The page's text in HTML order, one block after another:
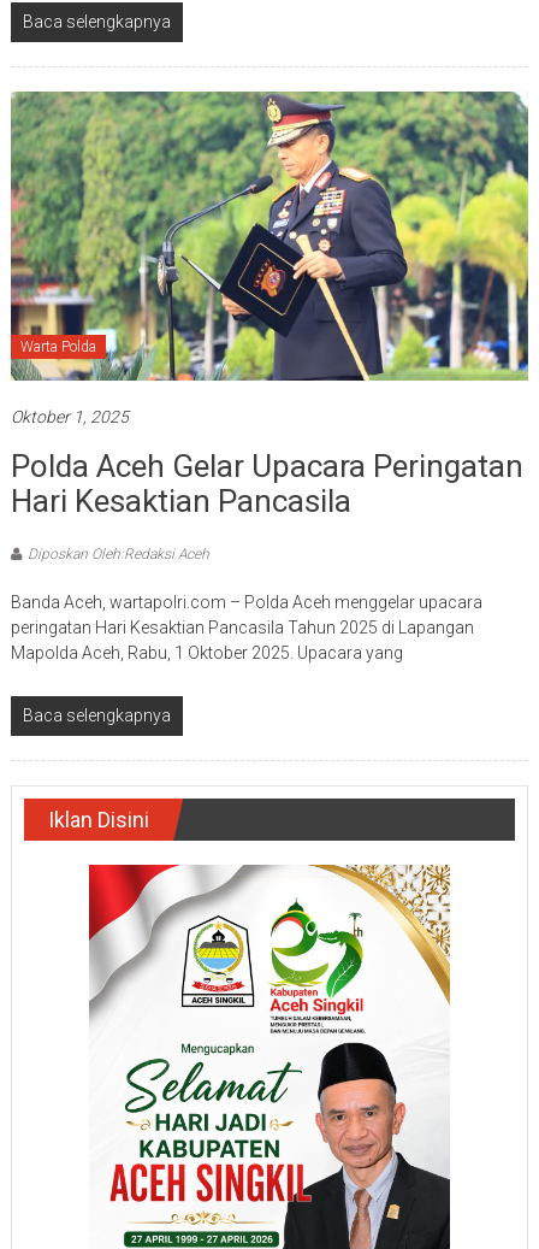
Baca selengkapnya
Warta Polda
Oktober 1, 2025
Polda Aceh Gelar Upacara Peringatan
Hari Kesaktian Pancasila
Diposkan Oleh:Redaksi Aceh
Banda Aceh, wartapolri.com – Polda Aceh menggelar upacara
peringatan Hari Kesaktian Pancasila Tahun 2025 di Lapangan
Mapolda Aceh, Rabu, 1 Oktober 2025. Upacara yang
Baca selengkapnya
Iklan Disini